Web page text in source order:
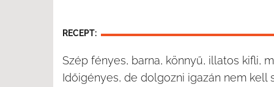
RECEPT:
Szép fényes, barna, könnyű, illatos kifli,
Időigényes, de dolgozni igazán nem